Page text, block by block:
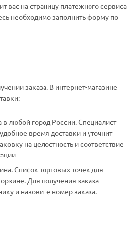
вас на страницу платежного сервиса
необходимо заполнить форму по
заказа. В интернет-магазине
в любой город России. Специалист
время доставки и уточнит
на целостность и соответствие
Список торговых точек для
Для получения заказа
и назовите номер заказа.